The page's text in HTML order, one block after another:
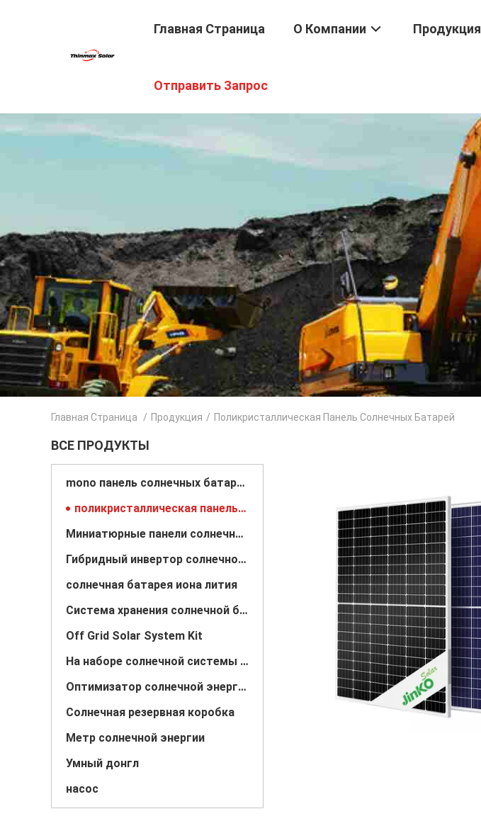
Главная Страница О Компании Продукция
Отправить Запрос
Главная Страница / Продукция / Поликристаллическая Панель Солнечных Батарей
ВСЕ ПРОДУКТЫ
mono панель солнечных батарей
поликристаллическая панель солнечных батарей
Миниатюрные панели солнечных батарей
Гибридный инвертор солнечной энергии
солнечная батарея иона лития
Система хранения солнечной батареи
Off Grid Solar System Kit
На наборе солнечной системы решетки
Оптимизатор солнечной энергии
Солнечная резервная коробка
Метр солнечной энергии
Умный донгл
насос